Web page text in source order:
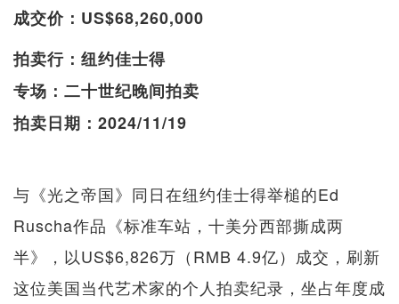
成交价：US$68,260,000
拍卖行：纽约佳士得
专场：二十世纪晚间拍卖
拍卖日期：2024/11/19
与《光之帝国》同日在纽约佳士得举槌的Ed
Ruscha作品《标准车站，十美分西部撕成两
半》，以US$6,826万（RMB 4.9亿）成交，刷新
这位美国当代艺术家的个人拍卖纪录，坐占年度成